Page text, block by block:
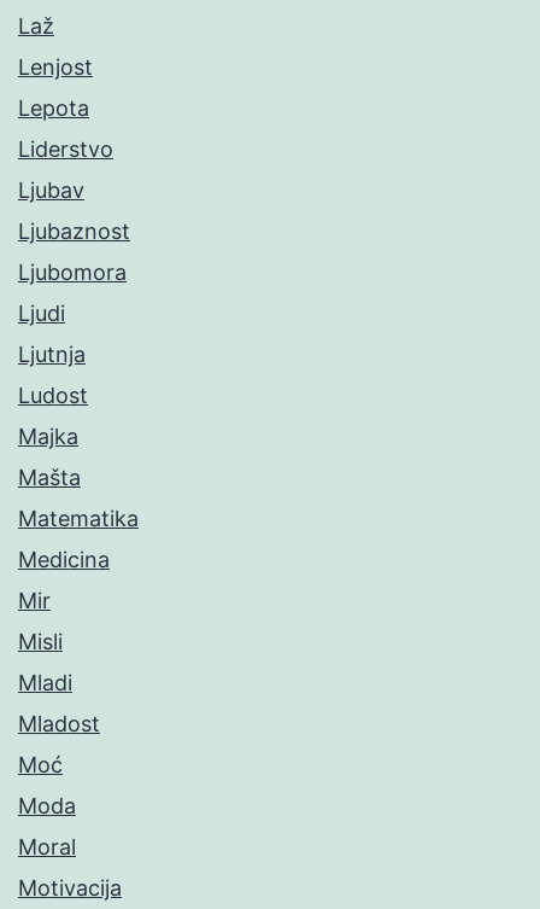
Laž
Lenjost
Lepota
Liderstvo
Ljubav
Ljubaznost
Ljubomora
Ljudi
Ljutnja
Ludost
Majka
Mašta
Matematika
Medicina
Mir
Misli
Mladi
Mladost
Moć
Moda
Moral
Motivacija